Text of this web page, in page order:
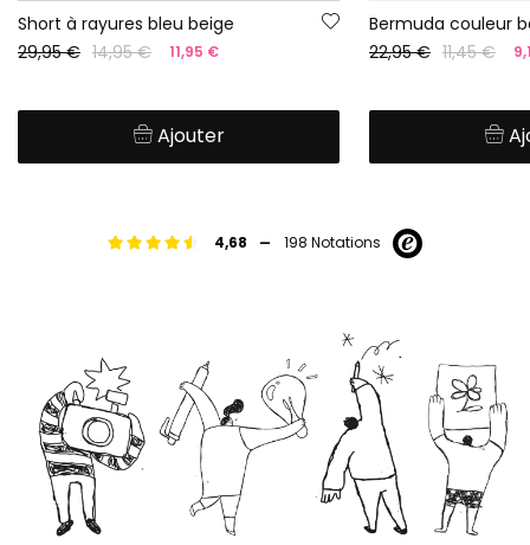
Short à rayures bleu beige
29,95 € 14,95 € 11,95 €
Ajouter
Bermuda couleur
22,95 € 11,45 €
4,68 - 198 Notations